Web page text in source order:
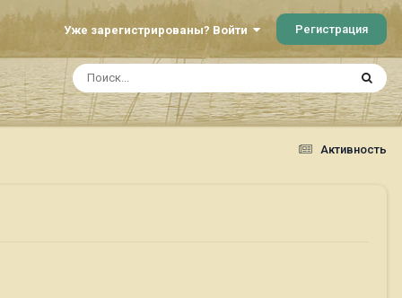
Уже зарегистрированы? Войти Регистрация
Активность